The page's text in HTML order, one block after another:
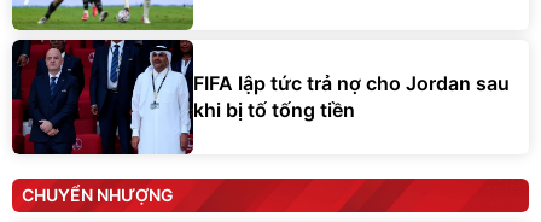
FIFA lập tức trả nợ cho Jordan sau
khi bị tố tống tiền
CHUYỂN NHƯỢNG